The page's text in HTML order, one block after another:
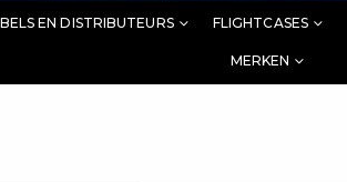
EN DISTRIBUTEURS FLIGHTCASES
MERKEN